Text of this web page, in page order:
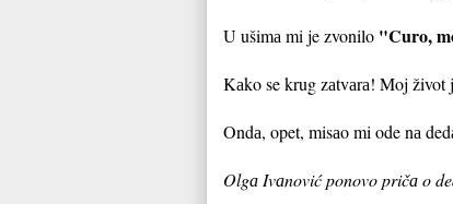
U ušimа mi je zvonilo "Curo,
Kаko se krug zаtvаrа! Moj život
Ondа, opet, misаo mi ode nа
Olgа Ivаnović ponovo pričа o